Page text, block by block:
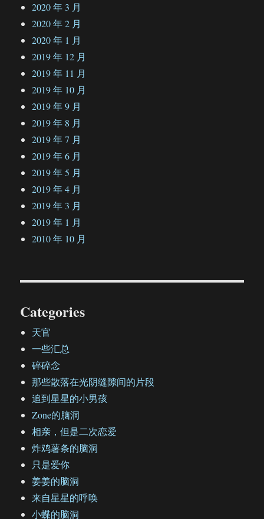
2020 年 3 月
2020 年 2 月
2020 年 1 月
2019 年 12 月
2019 年 11 月
2019 年 10 月
2019 年 9 月
2019 年 8 月
2019 年 7 月
2019 年 6 月
2019 年 5 月
2019 年 4 月
2019 年 3 月
2019 年 1 月
2010 年 10 月
Categories
天官
一些汇总
碎碎念
那些散落在光阴缝隙间的片段
追到星星的小男孩
Zone的脑洞
相亲，但是二次恋爱
炸鸡薯条的脑洞
只是爱你
姜姜的脑洞
来自星星的呼唤
小蝶的脑洞